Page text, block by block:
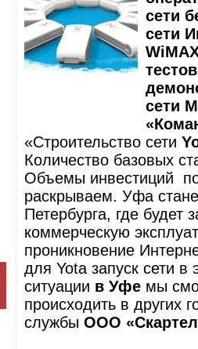
сети
сети
сети
«Строительство сети
Количество базовых
Объемы инвестиций
раскрываем. Уфа
Петербурга, где будет
коммерческую
проникновение
для Yota запуск сети в
ситуации в Уфе мы
происходить в других
службы ООО